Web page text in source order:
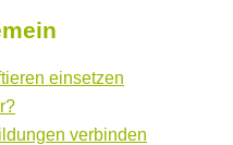
einsetzen
verbinden